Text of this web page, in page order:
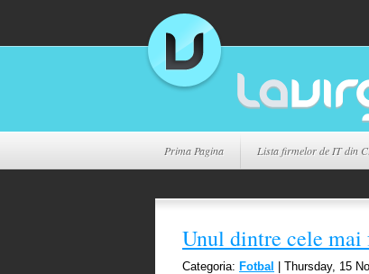
Prima Pagina Lista firmelor de IT din
Unul dintre cele mai
Categoria: Fotbal | Thursday, 15